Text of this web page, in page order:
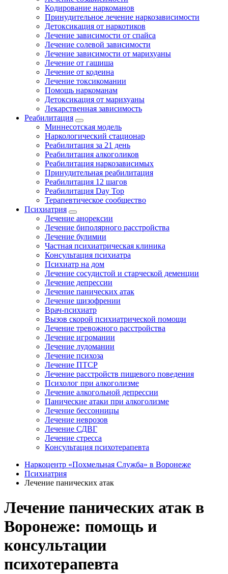
Кодирование наркоманов
Принудительное лечение наркозависимости
Детоксикация от наркотиков
Лечение зависимости от спайса
Лечение солевой зависимости
Лечение зависимости от марихуаны
Лечение от гашиша
Лечение от кодеина
Лечение токсикомании
Помощь наркоманам
Детоксикация от марихуаны
Лекарственная зависимость
Реабилитация
Миннесотская модель
Наркологический стационар
Реабилитация за 21 день
Реабилитация алкоголиков
Реабилитация наркозависимых
Принудительная реабилитация
Реабилитация 12 шагов
Реабилитация Day Top
Терапевтическое сообщество
Психиатрия
Лечение анорексии
Лечение биполярного расстройства
Лечение булимии
Частная психиатрическая клиника
Консультация психиатра
Психиатр на дом
Лечение сосудистой и старческой деменции
Лечение депрессии
Лечение панических атак
Лечение шизофрении
Врач-психиатр
Вызов скорой психиатрической помощи
Лечение тревожного расстройства
Лечение игромании
Лечение лудомании
Лечение психоза
Лечение ПТСР
Лечение расстройств пищевого поведения
Психолог при алкоголизме
Лечение алкогольной депрессии
Панические атаки при алкоголизме
Лечение бессонницы
Лечение неврозов
Лечение СДВГ
Лечение стресса
Консультация психотерапевта
Наркоцентр «Похмельная Служба» в Воронеже
Психиатрия
Лечение панических атак
Лечение панических атак в
Воронеже: помощь и
консультации
психотерапевта